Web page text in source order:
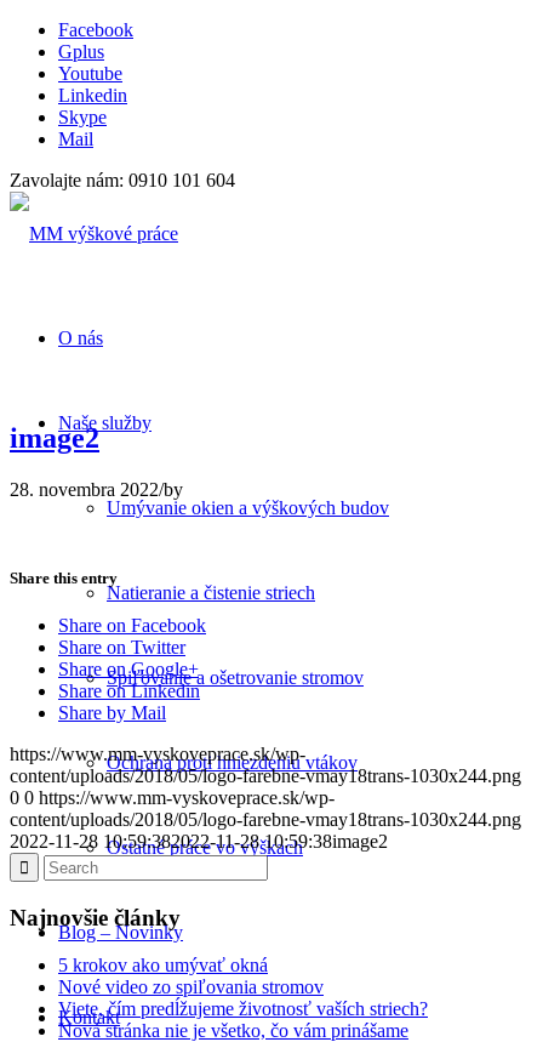
Facebook
Gplus
Youtube
Linkedin
Skype
Mail
Zavolajte nám: 0910 101 604
O nás
Naše služby
Umývanie okien a výškových budov
Natieranie a čistenie striech
Spiľovanie a ošetrovanie stromov
Ochrana proti hniezdeniu vtákov
Ostatné práce vo výškach
Blog – Novinky
Kontakt
image2
28. novembra 2022/by
Share this entry
Share on Facebook
Share on Twitter
Share on Google+
Share on Linkedin
Share by Mail
https://www.mm-vyskoveprace.sk/wp-
content/uploads/2018/05/logo-farebne-vmay18trans-1030x244.png
0 0 https://www.mm-vyskoveprace.sk/wp-
content/uploads/2018/05/logo-farebne-vmay18trans-1030x244.png
2022-11-28 10:59:382022-11-28 10:59:38image2
Najnovšie články
5 krokov ako umývať okná
Nové video zo spiľovania stromov
Viete, čím predĺžujeme životnosť vaších striech?
Nová stránka nie je všetko, čo vám prinášame